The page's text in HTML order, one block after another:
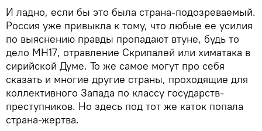
И ладно, если бы это была страна-подозреваемый.
Россия уже привыкла к тому, что любые ее усилия
по выяснению правды пропадают втуне, будь то
дело МН17, отравление Скрипалей или химатака в
сирийской Думе. То же самое могут про себя
сказать и многие другие страны, проходящие для
коллективного Запада по классу государств-
преступников. Но здесь под тот же каток попала
страна-жертва.